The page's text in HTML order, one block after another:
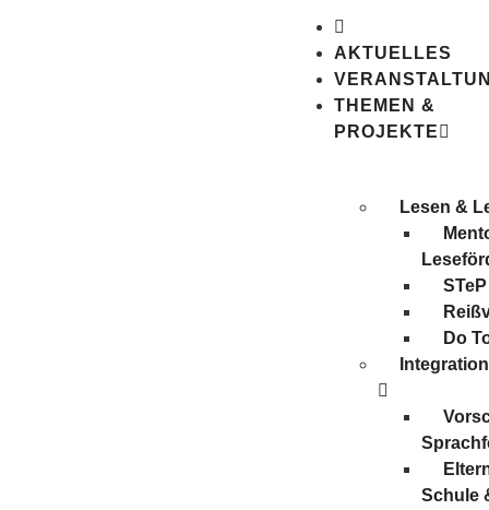
AKTUELLES
THEMEN &
PROJEKTE
Lesen &
Do
Schule